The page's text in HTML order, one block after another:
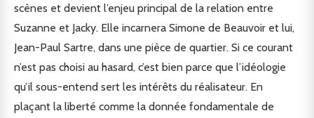
scènes et devient l’enjeu principal de la relation entre
Suzanne et Jacky. Elle incarnera Simone de Beauvoir et lui,
Jean-Paul Sartre, dans une pièce de quartier. Si ce courant
n’est pas choisi au hasard, c’est bien parce que l’idéologie
qu’il sous-entend sert les intérêts du réalisateur. En
plaçant la liberté comme la donnée fondamentale de